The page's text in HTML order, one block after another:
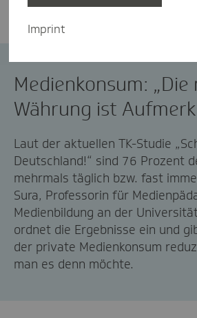
Medienkonsum: „Die
Währung ist
Laut der aktuellen TK-Studie
Deutschland!“ sind 76 Prozent
mehrmals täglich bzw. fast
Sura, Professorin für
Medienbildung an der
ordnet die Ergebnisse ein und
der private Medienkonsum
man es denn möchte.
Imprint